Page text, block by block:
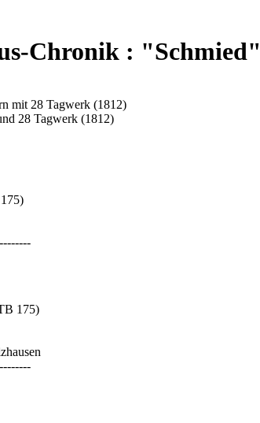
Chronik : "Schmied"
mit 28 Tagwerk (1812)
28 Tagwerk (1812)
175)